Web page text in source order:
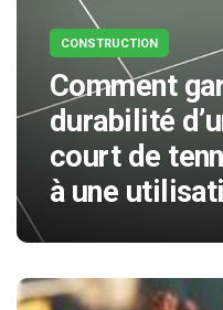
CONSTRUCTION
Comment
durabilité
court de
à une